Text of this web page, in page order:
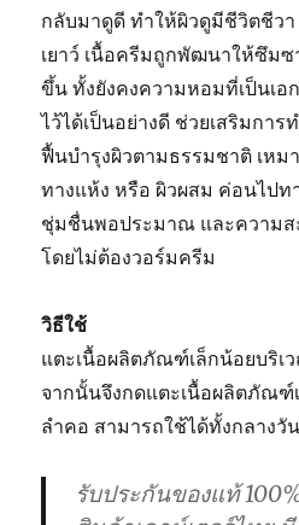
กลับมาดูดี ทำให้ผิวดูมีชีวิตชีวา
เยาว์ เนื้อครีมถูกพัฒนาให้ซึมซ
ขึ้น ทั้งยังคงความหอมที่เป็นเ
ไว้ได้เป็นอย่างดี ช่วยเสริมกา
ฟื้นบำรุงผิวตามธรรมชาติ เหม
ทางแห้ง หรือ ผิวผสม ค่อนไปท
ชุ่มชื่นพอประมาณ และความส
โดยไม่ต้องวอร์มครีม
วิธีใช้
แตะเนื้อผลิตภัณฑ์เล็กน้อยบริเ
จากนั้นจึงกดแตะเนื้อผลิตภัณฑ์
ลำคอ สามารถใช้ได้ทั้งกลางวั
รับประกันของแท้